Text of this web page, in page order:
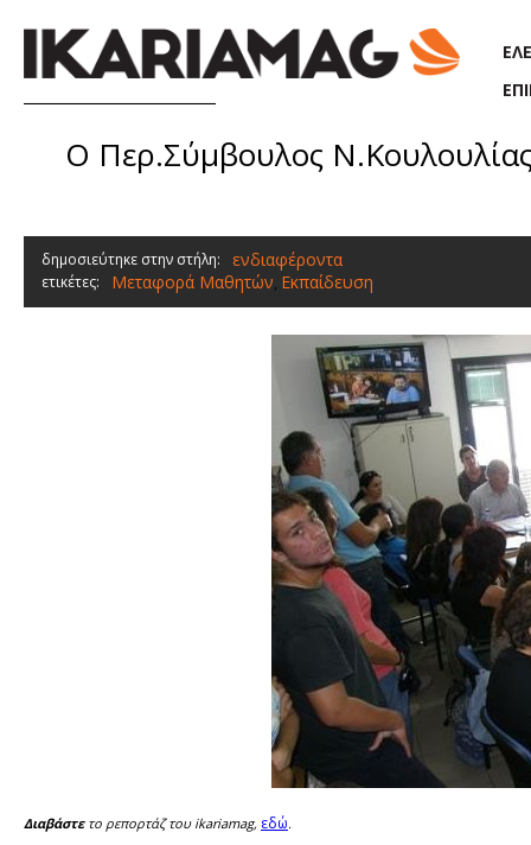
Ο Περ.Σύμβουλος Ν.Κουλουλίας
δημοσιεύτηκε στην στήλη: ενδιαφέροντα
ετικέτες: Μεταφορά Μαθητών, Εκπαίδευση
Διαβάστετο ρεπορτάζ του ikariamag, εδώ.